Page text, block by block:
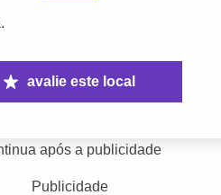
avalie este local
após a publicidade
Publicidade